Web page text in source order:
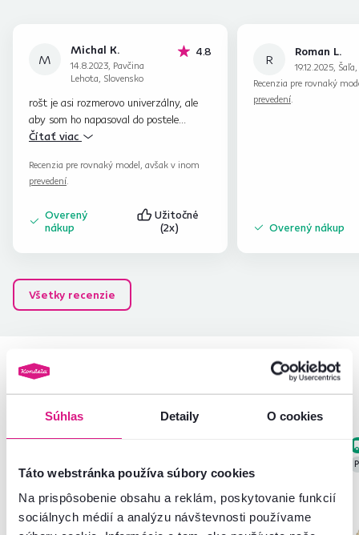
Súhlas Detaily O cookies
Táto webstránka používa súbory cookies
Na prispôsobenie obsahu a reklám, poskytovanie funkcií
sociálnych médií a analýzu návštevnosti používame
M
Michal K.
14.8.2023, Pavčina
Lehota, Slovensko
4.8
rošt je asi rozmerovo univerzálny, ale
aby som ho napasoval do postele
Gabriela, musel som do neho trošku
posteli Gabriela v rohoch zavadzali
hlavičky skrutiek :(
Čítať viac
Recenzia pre rovnaký model, avšak v inom
prevedení.
Overený
nákup
Užitočné
(2x)
R Roman L.
19.12.2025,
Recenzia pre rovnaký
prevedení.
Overený nákup
Všetky recenzie
Podobné produkty